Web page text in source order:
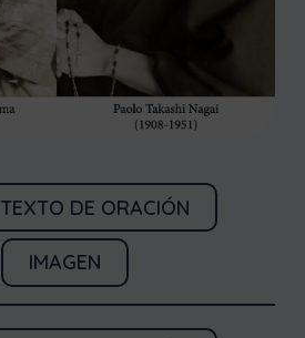
TEXTO DE ORACIÓN
IMAGEN